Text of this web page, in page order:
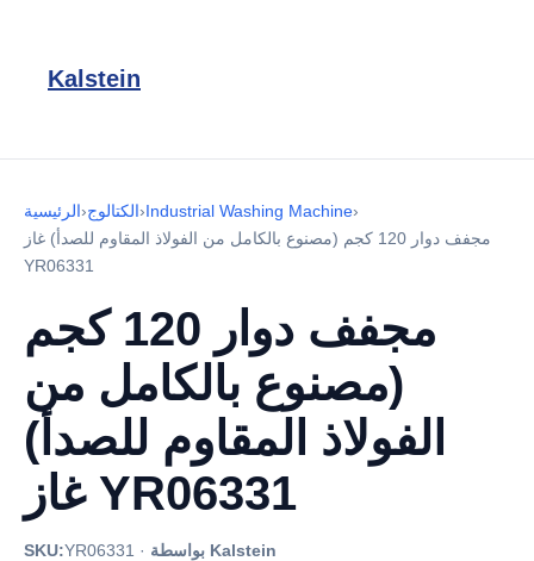
Kalstein
الرئيسية›الكتالوج›Industrial Washing Machine›
مجفف دوار 120 كجم (مصنوع بالكامل من الفولاذ المقاوم للصدأ) غاز
YR06331
مجفف دوار 120 كجم
(مصنوع بالكامل من
الفولاذ المقاوم للصدأ)
غاز YR06331
SKU:YR06331 · بواسطة Kalstein